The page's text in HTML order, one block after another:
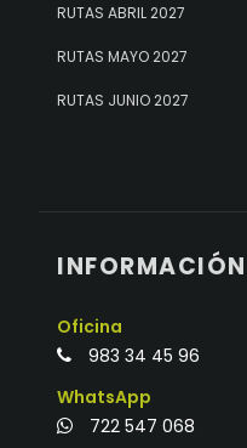
RUTAS ABRIL 2027
RUTAS MAYO 2027
RUTAS JUNIO 2027
Oficina
983 34 45 96
WhatsApp
722 547 068